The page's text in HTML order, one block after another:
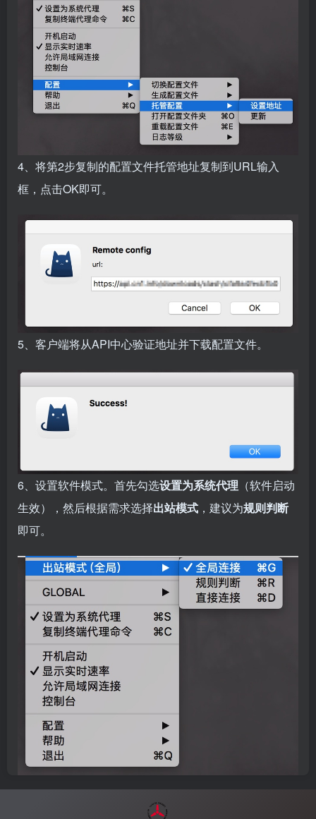
4、将第2步复制的配置文件托管地址复制到URL输入
框，点击OK即可。
5、客户端将从API中心验证地址并下载配置文件。
6、设置软件模式。首先勾选设置为系统代理 （软件启动
生效），然后根据需求选择出站模式 ，建议为规则判断
即可。